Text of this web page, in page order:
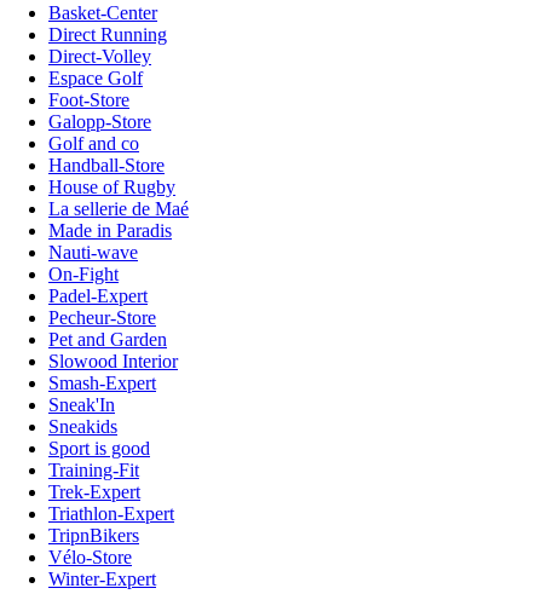
Basket-Center
Direct Running
Direct-Volley
Espace Golf
Foot-Store
Galopp-Store
Golf and co
Handball-Store
House of Rugby
La sellerie de Maé
Made in Paradis
Nauti-wave
On-Fight
Padel-Expert
Pecheur-Store
Pet and Garden
Slowood Interior
Smash-Expert
Sneak'In
Sneakids
Sport is good
Training-Fit
Trek-Expert
Triathlon-Expert
TripnBikers
Vélo-Store
Winter-Expert